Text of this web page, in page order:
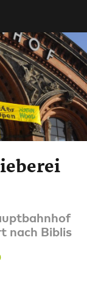
nach Biblis